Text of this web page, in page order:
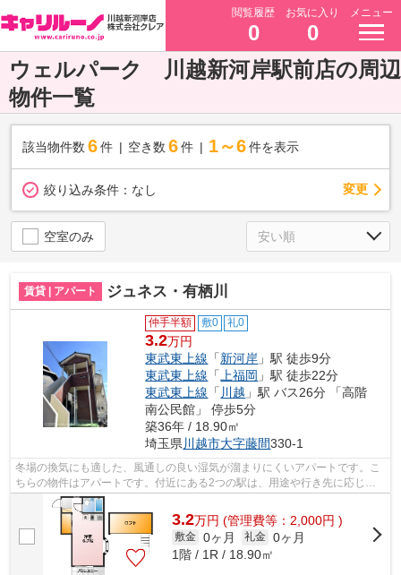
閲覧履歴
0
お気に入り
0
メニュー
ウェルパーク 川越新河岸駅前店の周辺
物件一覧
該当物件数 6件 空き数 6 件 1～6 件を表示
絞り込み条件： なし 変更
空室のみ
賃貸 | アパート ジュネス・有栖川
仲手半額 敷0 礼0
3.2万円
東武東上線 「新河岸 」駅 徒歩9分
東武東上線 「 上福岡 」駅 徒歩22分
東武東上線 「 川越 」駅 バス26分 「高階
南公民館」 停歩5分
築36年 / 18.90㎡
埼玉県 川越市大字藤間330-1
冬場の換気にも適した、風通しの良い湿気が溜まりにくいアパートです。こ
ちらの物件はアパートです。付近にある2つの駅は、用途や行き先に応じて
使い分けることができます。できるだけ...
3.2万円 (管理費等：2,000円 )
敷金 0ヶ月 礼金 0ヶ月
1階 / 1R / 18.90㎡